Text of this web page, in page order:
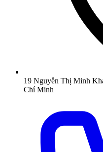
19 Nguyễn Thị Minh
Chí Minh